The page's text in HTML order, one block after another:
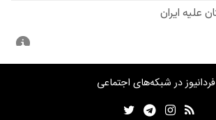
فردانیوز در شبکه‌های اجتماعی